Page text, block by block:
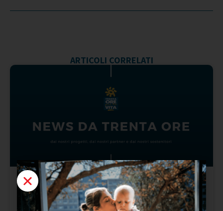
ARTICOLI CORRELATI
Defibrillatore Gratuito per le Scuole,
il MIUR ne finanzia l’acquisto.